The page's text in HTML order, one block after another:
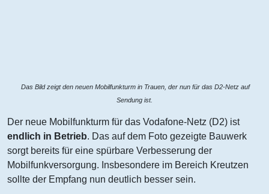
Das Bild zeigt den neuen Mobilfunkturm in Trauen, der nun für das D2-Netz auf
Sendung ist.
Der neue Mobilfunkturm für das Vodafone-Netz (D2) ist
endlich in Betrieb. Das auf dem Foto gezeigte Bauwerk
sorgt bereits für eine spürbare Verbesserung der
Mobilfunkversorgung. Insbesondere im Bereich Kreutzen
sollte der Empfang nun deutlich besser sein.